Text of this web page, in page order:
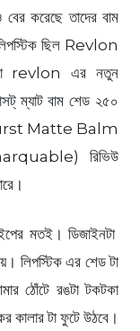
করেছে তাদের বাম
ছিল Revlon
revlon এর নতুন
ম্যাট বাম শেড ২৫০
Matte Balm
রিভিউ
মতই। ডিজাইনটা
লিপস্টিক এর শেড টা
ঠোঁটে রঙটা টকটকা
কালার টা ফুটে উঠবে।